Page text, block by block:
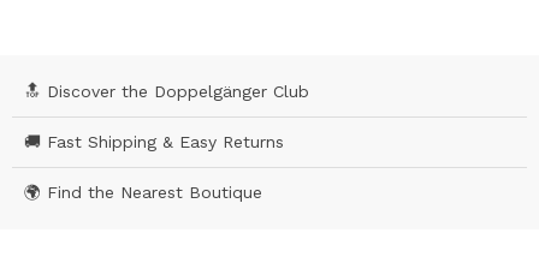
🔝 Discover the Doppelgänger Club
🚚 Fast Shipping & Easy Returns
🌍 Find the Nearest Boutique